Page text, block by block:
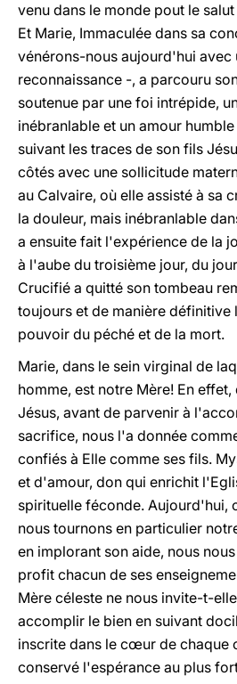
venu dans le monde pout le
Et Marie, Immaculée dans sa
vénérons-nous aujourd'hui avec
reconnaissance -, a parcouru
soutenue par une foi intrépide,
inébranlable et un amour
suivant les traces de son fils
côtés avec une sollicitude
au Calvaire, où elle assisté à sa
la douleur, mais inébranlable
a ensuite fait l'expérience de la
à l'aube du troisième jour, du
Crucifié a quitté son tombeau
toujours et de manière définitive
pouvoir du péché et de la mort.
Marie, dans le sein virginal de
homme, est notre Mère! En
Jésus, avant de parvenir à
sacrifice, nous l'a donnée
confiés à Elle comme ses fils.
et d'amour, don qui enrichit
spirituelle féconde. Aujourd'hui,
nous tournons en particulier
en implorant son aide, nous
profit chacun de ses
Mère céleste ne nous invite-t-
accomplir le bien en suivant
inscrite dans le cœur de chaque
conservé l'espérance au plus